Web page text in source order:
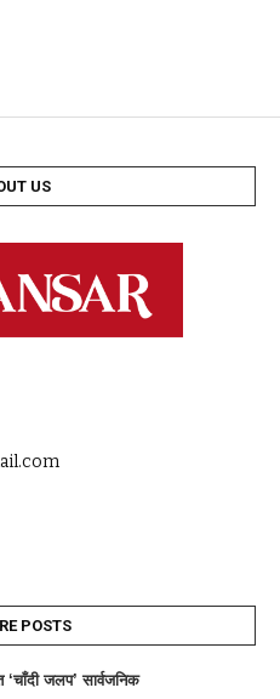
US
POSTS
‘चाँदी जलप’ सार्वजनिक